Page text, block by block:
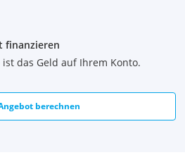
finanzieren
das Geld auf Ihrem Konto.
berechnen